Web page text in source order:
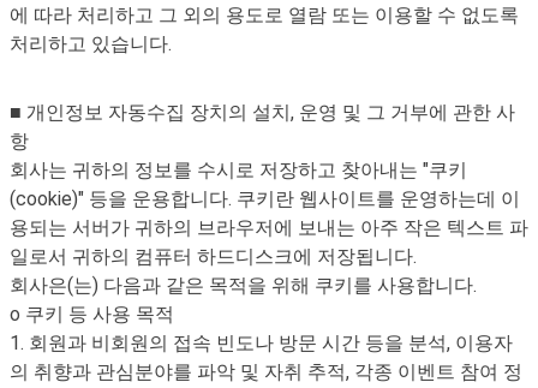
에 따라 처리하고 그 외의 용도로 열람 또는 이용할 수 없도록
처리하고 있습니다.
■ 개인정보 자동수집 장치의 설치, 운영 및 그 거부에 관한 사
항
회사는 귀하의 정보를 수시로 저장하고 찾아내는 "쿠키
(cookie)" 등을 운용합니다. 쿠키란 웹사이트를 운영하는데 이
용되는 서버가 귀하의 브라우저에 보내는 아주 작은 텍스트 파
일로서 귀하의 컴퓨터 하드디스크에 저장됩니다.
회사은(는) 다음과 같은 목적을 위해 쿠키를 사용합니다.
o 쿠키 등 사용 목적
1. 회원과 비회원의 접속 빈도나 방문 시간 등을 분석, 이용자
의 취향과 관심분야를 파악 및 자취 추적, 각종 이벤트 참여 정